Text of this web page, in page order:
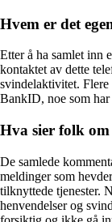
Hvem er det
Etter å ha samlet inn
kontaktet av dette
svindelaktivitet.
BankID, noe som
Hva sier folk
De samlede
meldinger som
tilknyttede tjenester.
henvendelser og